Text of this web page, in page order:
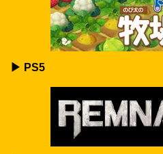
▶ PS5